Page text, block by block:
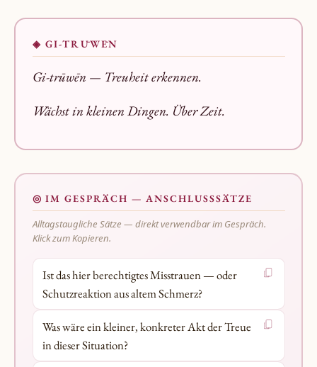
◈ GI-TRŪWĒN
Gi-trūwēn —Treuheit erkennen.
Wächst in kleinen Dingen. Über Zeit.
◎ IM GESPRÄCH — ANSCHLUSSSÄTZE
Alltagstaugliche Sätze — direkt verwendbar im Gespräch.
Klick zum Kopieren.
Ist das hier berechtigtes Misstrauen — oder
Schutzreaktion aus altem Schmerz?
Was wäre ein kleiner, konkreter Akt der Treue
in dieser Situation?